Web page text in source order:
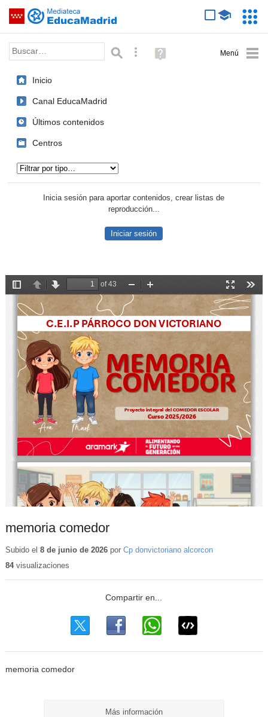
Saltar navegación
Palabra o frase: Búsqueda avanzada
Ayuda
(en
Inicio
Canal EducaMadrid
Últimos contenidos
Centros
Inicia sesión para aportar contenidos, crear listas de
reproducción...
Iniciar sesión
memoria comedor
Subido el 8 de junio de 2026por Cp donvictoriano alcorcon
84visualizaciones
memoria comedor
Más información